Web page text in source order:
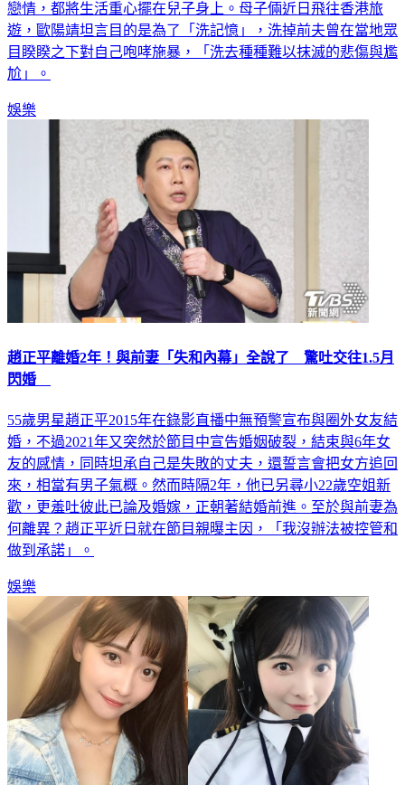
戀情，都將生活重心擺在兒子身上。母子倆近日飛往香港旅
遊，歐陽靖坦言目的是為了「洗記憶」，洗掉前夫曾在當地眾
目睽睽之下對自己咆哮施暴，「洗去種種難以抹滅的悲傷與尷
尬」。
娛樂
趙正平離婚2年！與前妻「失和內幕」全說了 驚吐交往1.5月
閃婚
55歲男星趙正平2015年在錄影直播中無預警宣布與圈外女友結
婚，不過2021年又突然於節目中宣告婚姻破裂，結束與6年女
友的感情，同時坦承自己是失敗的丈夫，還誓言會把女方追回
來，相當有男子氣概。然而時隔2年，他已另尋小22歲空姐新
歡，更羞吐彼此已論及婚嫁，正朝著結婚前進。至於與前妻為
何離異？趙正平近日就在節目親曝主因，「我沒辦法被控管和
做到承諾」。
娛樂